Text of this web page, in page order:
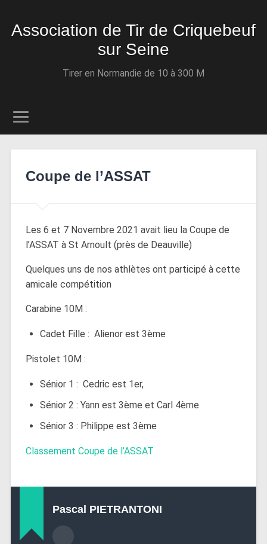
Association de Tir de Criquebeuf
sur Seine
Tirer en Normandie de 10 à 300 M
Coupe de l’ASSAT
Les 6 et 7 Novembre 2021 avait lieu la Coupe de
l’ASSAT à St Arnoult (près de Deauville)
Quelques uns de nos athlètes ont participé à cette
amicale compétition
Carabine 10M :
Cadet Fille : Alienor est 3ème
Pistolet 10M :
Sénior 1 : Cedric est 1er,
Sénior 2 : Yann est 3ème et Carl 4ème
Sénior 3 : Philippe est 3ème
Classement Coupe de l’ASSAT
Pascal PIETRANTONI